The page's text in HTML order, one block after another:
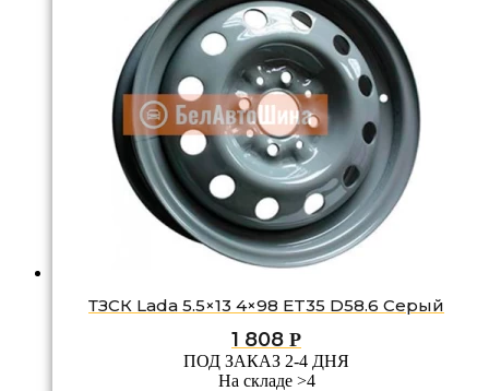
ТЗСК Lada 5.5×13 4×98 ET35 D58.6 Серый
1 808 Р
ПОД ЗАКАЗ 2-4 ДНЯ
На складе >4